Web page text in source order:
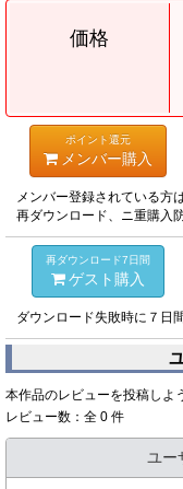
価格
ポイント還元
メンバー購入
メンバー登録されている方
再ダウンロード、ニ重購入
再ダウンロード7日間
ゲスト購入
ダウンロード失敗時に７日
本作品のレビューを投稿し
レビュー数：全 0 件
ユー